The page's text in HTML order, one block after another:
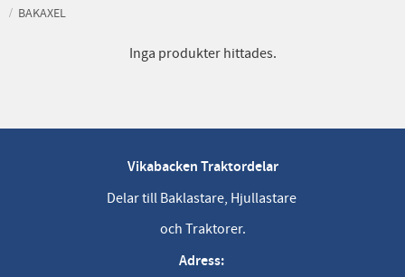
BAKAXEL
Inga produkter hittades.
Vikabacken Traktordelar
Delar till Baklastare, Hjullastare
och Traktorer.
Adress: